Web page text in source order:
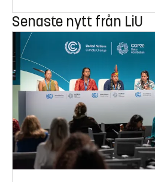
Senaste nytt från LiU